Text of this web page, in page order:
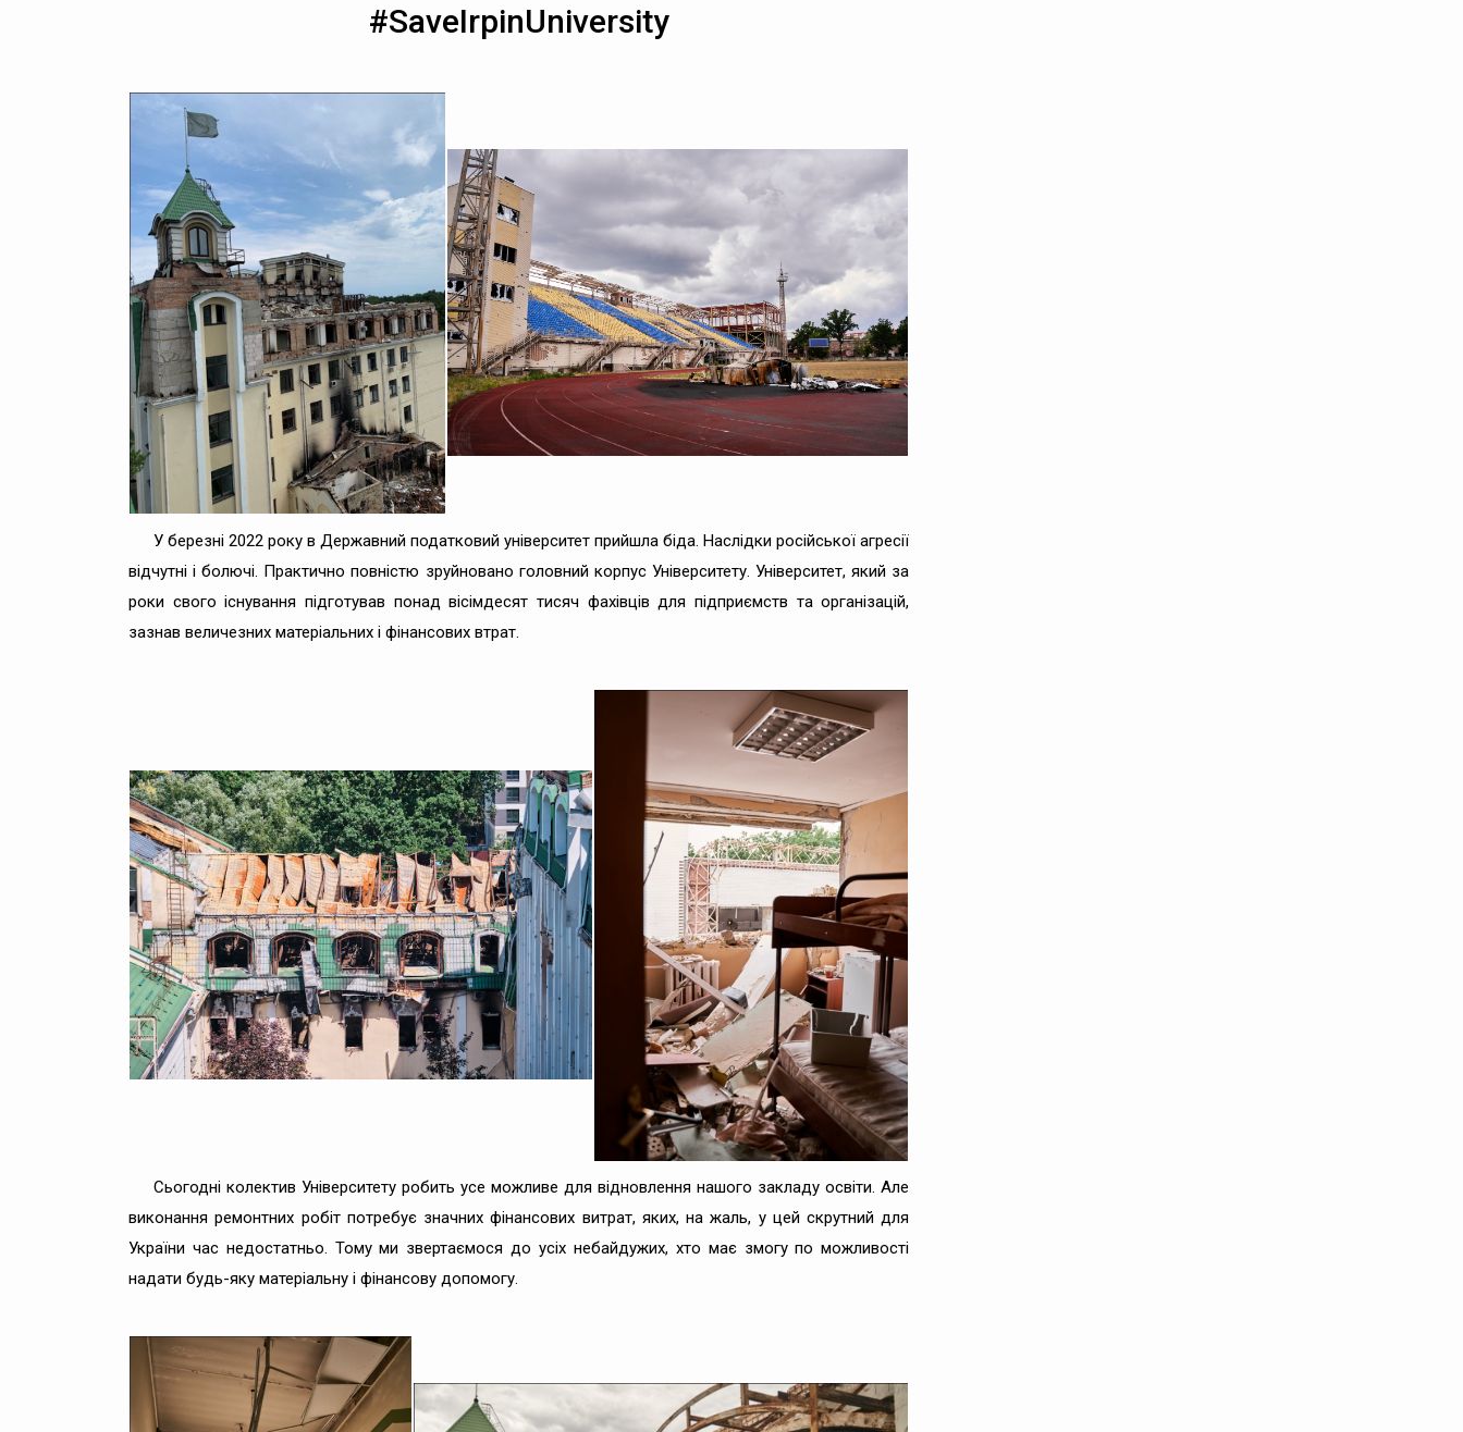
#SaveIrpinUniversity
У березні 2022 року в Державний податковий університет прийшла біда. Наслідки російської агресії
відчутні і болючі. Практично повністю зруйновано головний корпус Університету. Університет, який за
роки свого існування підготував понад вісімдесят тисяч фахівців для підприємств та організацій,
зазнав величезних матеріальних і фінансових втрат.
Сьогодні колектив Університету робить усе можливе для відновлення нашого закладу освіти. Але
виконання ремонтних робіт потребує значних фінансових витрат, яких, на жаль, у цей скрутний для
України час недостатньо. Тому ми звертаємося до усіх небайдужих, хто має змогу по можливості
надати будь-яку матеріальну і фінансову допомогу.